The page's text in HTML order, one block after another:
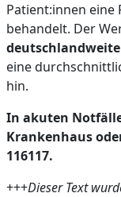
Patient:innen
behandelt. Der
eine
hin.
In akuten
Krankenhaus
116117.
+++Dieser Text